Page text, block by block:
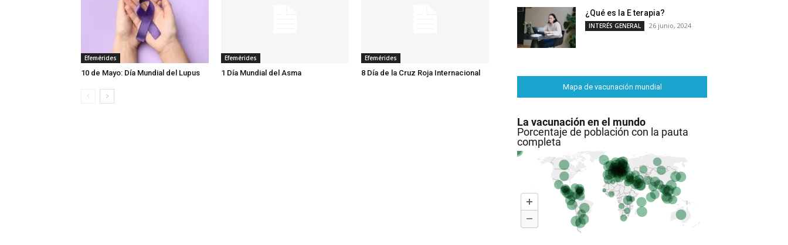
Efemérides
10 de Mayo: Día Mundial del Lupus
Efemérides
1 Día Mundial del Asma
Efemérides
8 Día de la Cruz Roja Internacional
¿Qué es la E terapia?
INTERÉS GENERAL 26 junio, 2024
Mapa de vacunación mundial